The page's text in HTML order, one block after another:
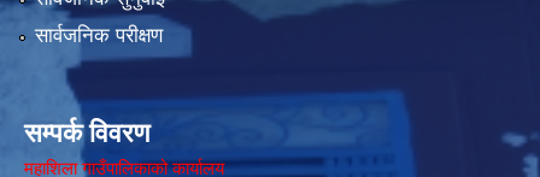
सार्वजनिक परीक्षण
सम्पर्क विवरण
महाशिला गाउँपालिकाको कार्यालय